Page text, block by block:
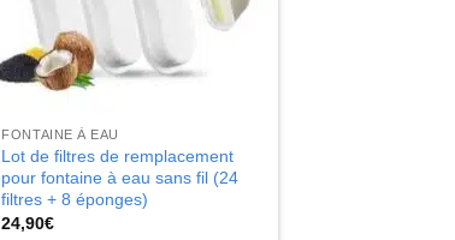
FONTAINE À EAU
Lot de filtres de remplacement
pour fontaine à eau sans fil (24
filtres + 8 éponges)
24,90€